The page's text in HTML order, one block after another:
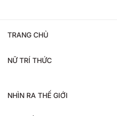
TRANG CHỦ
NỮ TRÍ THỨC
NHÌN RA THẾ GIỚI